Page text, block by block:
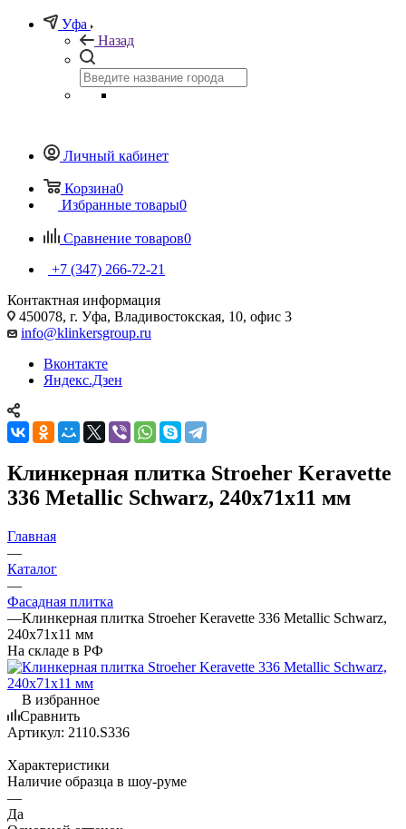
Уфа
Назад
Личный кабинет
Корзина0
Избранные товары0
Сравнение товаров0
+7 (347) 266-72-21
Контактная информация
450078, г. Уфа, Владивостокская, 10, офис 3
info@klinkersgroup.ru
Вконтакте
Яндекс.Дзен
Клинкерная плитка Stroeher Keravette
336 Metallic Schwarz, 240х71х11 мм
Главная
—
Каталог
—
Фасадная плитка
—Клинкерная плитка Stroeher Keravette 336 Metallic Schwarz,
240х71х11 мм
На складе в РФ
В избранное
Сравнить
Артикул: 2110.S336
Характеристики
Наличие образца в шоу-руме
—
Да